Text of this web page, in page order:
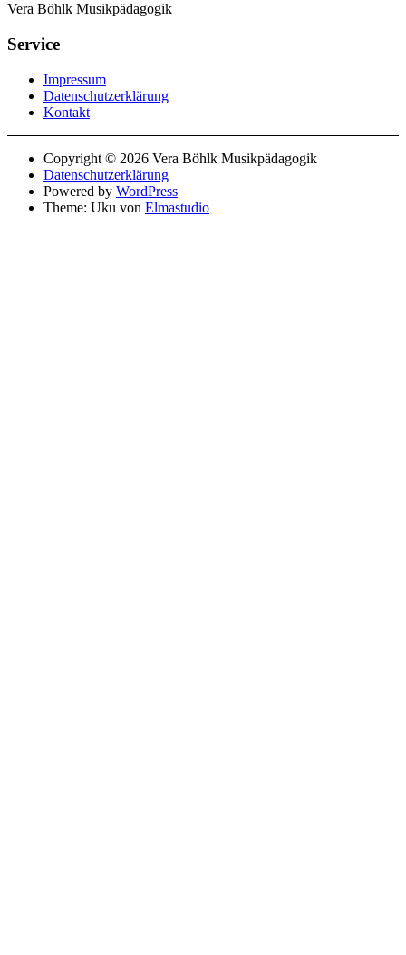
Vera Böhlk Musikpädagogik
Service
Impressum
Datenschutzerklärung
Kontakt
Copyright © 2026 Vera Böhlk Musikpädagogik
Datenschutzerklärung
Powered by WordPress
Theme: Uku von Elmastudio